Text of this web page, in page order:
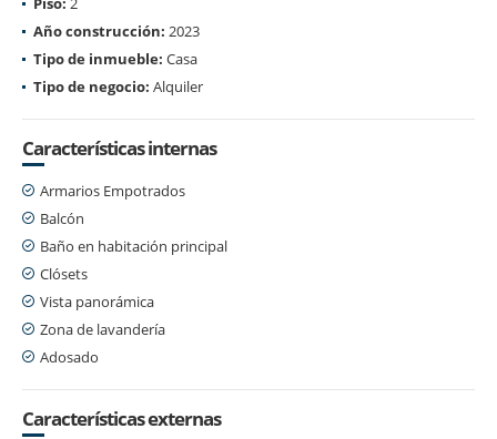
Año construcción: 2023
Tipo de inmueble: Casa
Tipo de negocio: Alquiler
Características internas
Armarios Empotrados
Balcón
Baño en habitación principal
Clósets
Vista panorámica
Zona de lavandería
Adosado
Características externas